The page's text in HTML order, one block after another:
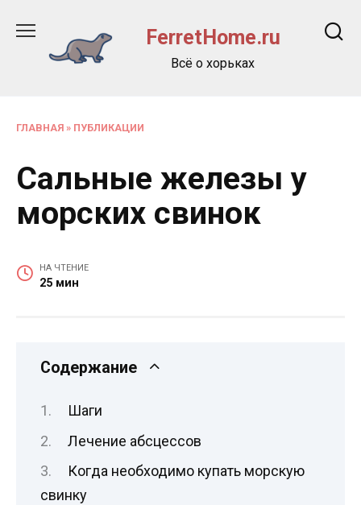
содержанию
FerretHome.ru
Всё о хорьках
ГЛАВНАЯ » ПУБЛИКАЦИИ
Сальные железы у
морских свинок
НА ЧТЕНИЕ
25 мин
Содержание
Шаги
Лечение абсцессов
Когда необходимо купать морскую
свинку